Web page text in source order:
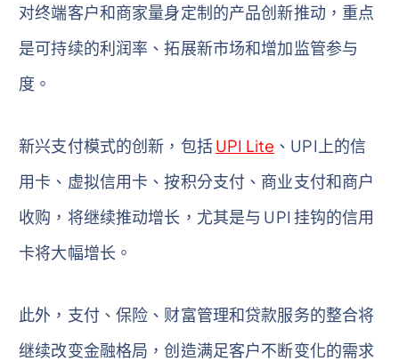
对终端客户和商家量身定制的产品创新推动，重点
是可持续的利润率、拓展新市场和增加监管参与
度。
新兴支付模式的创新，包括UPI Lite 、UPI上的信
用卡、虚拟信用卡、按积分支付、商业支付和商户
收购，将继续推动增长，尤其是与 UPI 挂钩的信用
卡将大幅增长。
此外，支付、保险、财富管理和贷款服务的整合将
继续改变金融格局，创造满足客户不断变化的需求